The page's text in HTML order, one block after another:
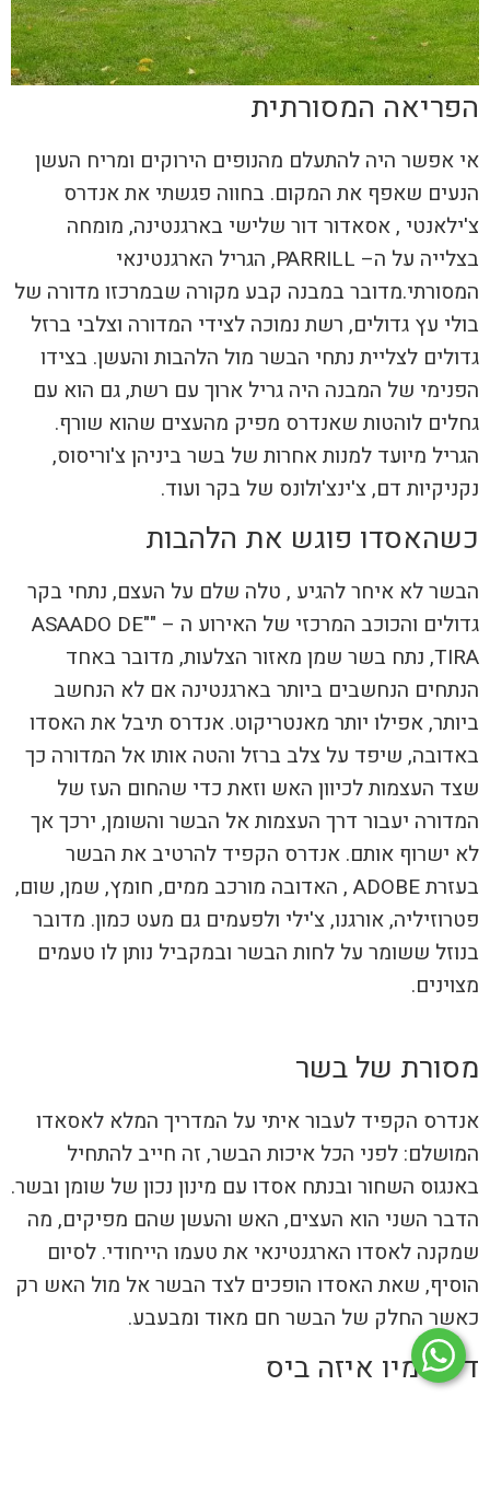
הפריאה המסורתית
אי אפשר היה להתעלם מהנופים הירוקים ומריח העשן
הנעים שאפף את המקום. בחווה פגשתי אתאנדרס
צ'ילאנטי , אסאדור דור שלישי בארגנטינה, מומחה
בצלייה על ה–
PARRILL
, הגריל הארגנטינאי
המסורתי.מדובר במבנה קבע מקורה שבמרכזו מדורה של
בולי עץ גדולים, רשת נמוכה לצידי המדורה וצלבי ברזל
גדולים לצליית נתחי הבשר מול הלהבות והעשן. בצידו
הפנימי של המבנה היה גריל ארוך עם רשת, גם הוא עם
גחלים לוהטות שאנדרס מפיק מהעצים שהוא שורף.
הגריל מיועד למנות אחרות של בשר ביניהן צ'וריסוס,
נקניקיות דם, צ'ינצ'ולונס של בקר ועוד.
כשהאסדו פוגש את הלהבות
הבשר לא איחר להגיע , טלה שלם על העצם, נתחי בקר
גדולים והכוכב המרכזי של האירוע ה – "
"ASAADO DE
TIRA, נתח בשר שמן מאזור הצלעות, מדובר באחד
הנתחים הנחשבים ביותר בארגנטינה אם לא הנחשב
ביותר, אפילו יותר מאנטריקוט. אנדרס תיבל את האסדו
באדובה, שיפד על צלב ברזל והטה אותו אל המדורה כך
שצד העצמות לכיוון האש וזאת כדי שהחום העז של
המדורה יעבור דרך העצמות אל הבשר והשומן, ירכך אך
לא ישרוף אותם. אנדרס הקפיד להרטיב את הבשר
בעזרת ADOBE , האדובה מורכב ממים, חומץ, שמן, שום,
פטרוזיליה, אורגנו, צ'ילי ולפעמים גם מעט כמון. מדובר
בנוזל ששומר על לחות הבשר ובמקביל נותן לו טעמים
מצוינים.
מסורת של בשר
אנדרס הקפיד לעבור איתי על המדריך המלא לאסאדו
המושלם: לפני הכל איכות הבשר, זה חייב להתחיל
באנגוס השחור ובנתח אסדו עם מינון נכון של שומן ובשר.
הדבר השני הוא העצים, האש והעשן שהם מפיקים, מה
שמקנה לאסדו הארגנטינאי את טעמו הייחודי. לסיום
הוסיף, שאת האסדו הופכים לצד הבשר אל מול האש רק
כאשר החלק של הבשר חם מאוד ומבעבע.
דיוס מיו איזה ביס